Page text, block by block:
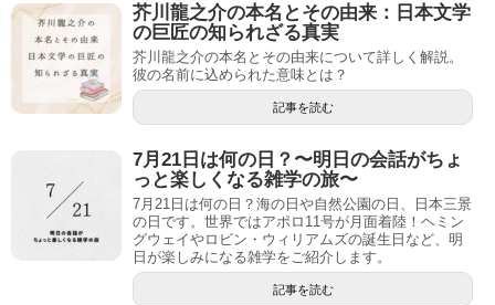
芥川龍之介の本名とその由来：日本文学
の巨匠の知られざる真実
芥川龍之介の本名とその由来について詳しく解説。
彼の名前に込められた意味とは？
記事を読む
7月21日は何の日？〜明日の会話がちょ
っと楽しくなる雑学の旅〜
7月21日は何の日？海の日や自然公園の日、日本三景
の日です。世界ではアポロ11号が月面着陸！ヘミン
グウェイやロビン・ウィリアムズの誕生日など、明
日が楽しみになる雑学をご紹介します。
記事を読む